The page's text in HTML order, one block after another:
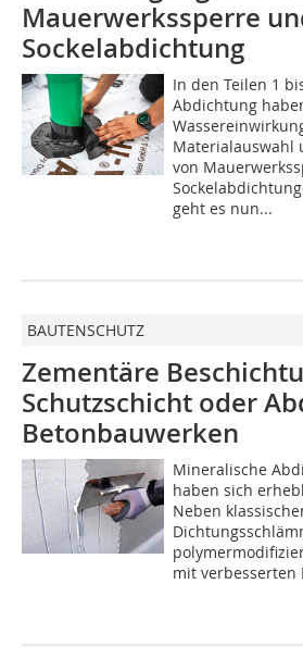
Mauerwerkssperre
Sockelabdichtung
In den Teilen 1
Abdichtung
Materialauswahl
von
geht es nun...
BAUTENSCHUTZ
Zementäre
Schutzschicht oder
Betonbauwerken
Mineralische
haben sich
Neben
mit verbesserten